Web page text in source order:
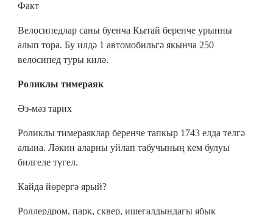
Факт
Велосипедлар саны буенча Кытай беренче урынны
алып тора. Бу илдә 1 автомобильгә якынча 250
велосипед туры килә.
Роликлы тимераяк
Әз-мәз тарих
Роликлы тимераяклар беренче тапкыр 1743 елда телгә
алына. Ләкин аларны уйлап табучының кем булуы
билгеле түгел.
Кайда йөрергә ярый?
Роллердром, парк, сквер, ишегалдындагы ябык